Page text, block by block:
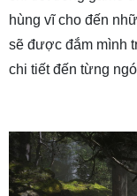
hùng vĩ cho đến
sẽ được đắm mình
chi tiết đến từng